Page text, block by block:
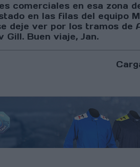
comerciales en esa zona
en las filas del equipo
deje ver por los tramos de
Gill. Buen viaje, Jan.